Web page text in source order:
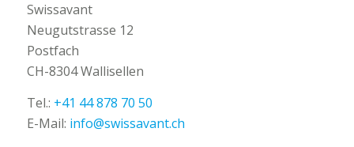
Swissavant
Neugutstrasse 12
Postfach
CH-8304 Wallisellen
Tel.: +41 44 878 70 50
E-Mail: info@swissavant.ch